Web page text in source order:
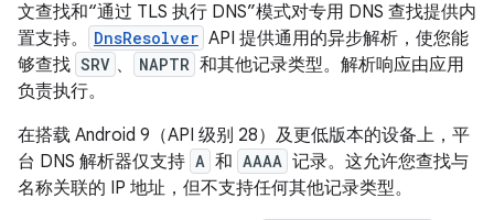
文查找和“通过 TLS 执行 DNS”模式对专用 DNS 查找提供内
置支持。
DnsResolver API 提供通用的异步解析，使您能
够查找 SRV 、 NAPTR 和其他记录类型。解析响应由应用
负责执行。
在搭载 Android 9（API 级别 28）及更低版本的设备上，平
台 DNS 解析器仅支持 A 和 AAAA 记录。这允许您查找与
名称关联的 IP 地址，但不支持任何其他记录类型。